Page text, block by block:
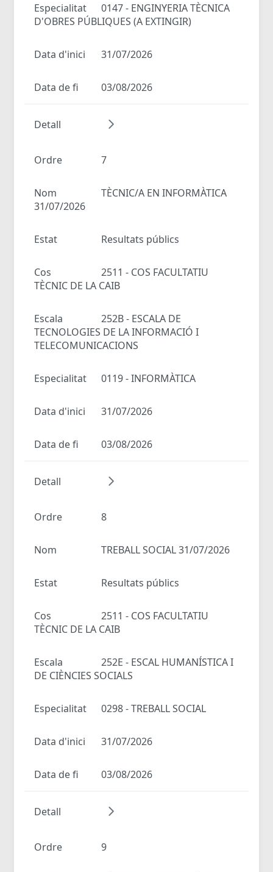
Especialitat
0147 - ENGINYERIA TÈCNICA
D'OBRES PÚBLIQUES (A EXTINGIR)
Data d'inici 31/07/2026
Data de fi 03/08/2026
Detall
Ordre 7
Nom
TÈCNIC/A EN INFORMÀTICA
31/07/2026
Estat Resultats públics
Cos
2511 - COS FACULTATIU
TÈCNIC DE LA CAIB
Escala
252B - ESCALA DE
TECNOLOGIES DE LA INFORMACIÓ I
TELECOMUNICACIONS
Especialitat 0119 - INFORMÀTICA
Data d'inici 31/07/2026
Data de fi 03/08/2026
Detall
Ordre 8
Nom TREBALL SOCIAL 31/07/2026
Estat Resultats públics
Cos
2511 - COS FACULTATIU
TÈCNIC DE LA CAIB
Escala
252E - ESCAL HUMANÍSTICA I
DE CIÈNCIES SOCIALS
Especialitat 0298 - TREBALL SOCIAL
Data d'inici 31/07/2026
Data de fi 03/08/2026
Detall
Ordre 9